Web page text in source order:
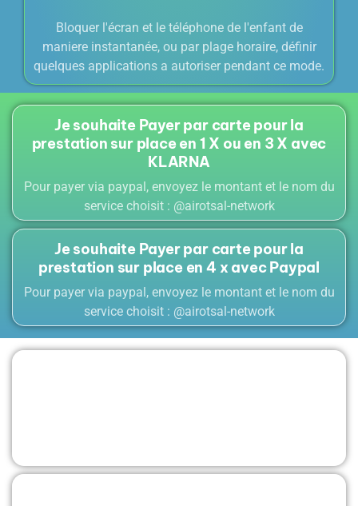
Bloquer l'écran et le téléphone de l'enfant de
maniere instantanée, ou par plage horaire, définir
quelques applications a autoriser pendant ce mode.
Je souhaite Payer par carte pour la
prestation sur place en 1 X ou en 3 X avec
KLARNA
Pour payer via paypal, envoyez le montant et le nom du
service choisit : @airotsal-network
Je souhaite Payer par carte pour la
prestation sur place en 4 x avec Paypal
Pour payer via paypal, envoyez le montant et le nom du
service choisit : @airotsal-network